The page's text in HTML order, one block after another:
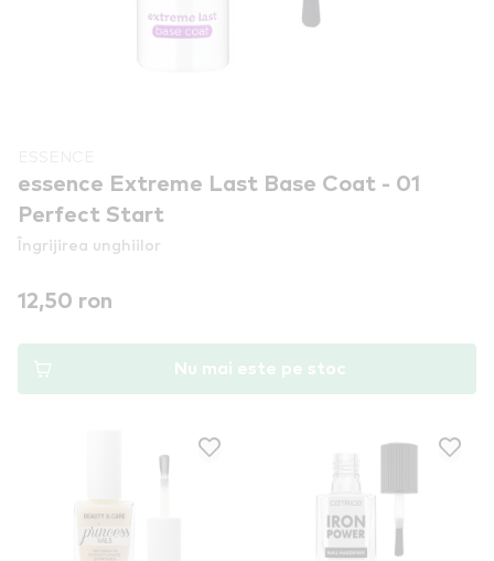
essence Extreme Last Base Coat - 01
Perfect Start
Îngrijirea unghiilor
12,50 ron
Nu mai este pe stoc